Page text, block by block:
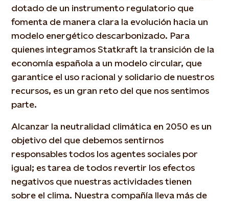
dotado de un instrumento regulatorio que
fomenta de manera clara la evolución hacia un
modelo energético descarbonizado. Para
quienes integramos Statkraft la transición de la
economía española a un modelo circular, que
garantice el uso racional y solidario de nuestros
recursos, es un gran reto del que nos sentimos
parte.
Alcanzar la neutralidad climática en 2050 es un
objetivo del que debemos sentirnos
responsables todos los agentes sociales por
igual; es tarea de todos revertir los efectos
negativos que nuestras actividades tienen
sobre el clima. Nuestra compañía lleva más de